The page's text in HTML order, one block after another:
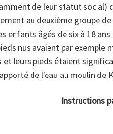
de leur statut social)
au deuxième groupe
enfants âgés de six à 18
nus avaient par exemple
et leurs pieds étaient
de l'eau au moulin de
Instructions